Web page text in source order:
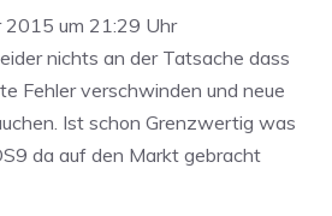
2015 um 21:29 Uhr
nichts an der Tatsache dass
Fehler verschwinden und neue
Ist schon Grenzwertig was
da auf den Markt gebracht